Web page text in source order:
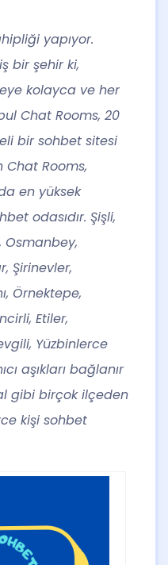
yapıyor.
bir şehir ki,
kolayca ve her
Chat Rooms, 20
bir sohbet sitesi
Chat Rooms,
en yüksek
odasıdır. Şişli,
Osmanbey,
Şirinevler,
Örnektepe,
Etiler,
Yüzbinlerce
aşıkları bağlanır
gibi birçok ilçeden
kişi sohbet